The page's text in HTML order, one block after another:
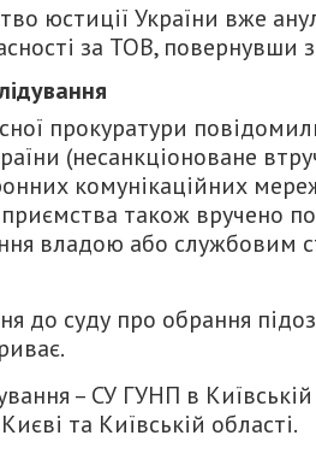
юстиції України вже
за ТОВ, повернувши
прокуратури
(несанкціоноване
комунікаційних
також вручено
владою або службовим
до суду про обрання
– СУ ГУНП в
та Київській області.